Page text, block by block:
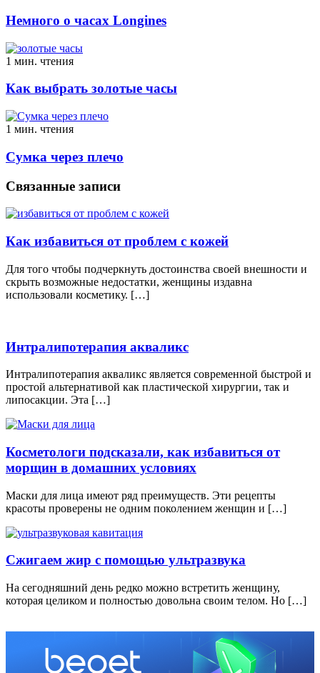
Немного о часах Longines
1 мин. чтения
Как выбрать золотые часы
1 мин. чтения
Сумка через плечо
Связанные записи
Как избавиться от проблем с кожей
Для того чтобы подчеркнуть достоинства своей внешности и
скрыть возможные недостатки, женщины издавна
использовали косметику. […]
Интралипотерапия акваликс
Интралипотерапия акваликс является современной быстрой и
простой альтернативой как пластической хирургии, так и
липосакции. Эта […]
Косметологи подсказали, как избавиться от
морщин в домашних условиях
Маски для лица имеют ряд преимуществ. Эти рецепты
красоты проверены не одним поколением женщин и […]
Сжигаем жир с помощью ультразвука
На сегодняшний день редко можно встретить женщину,
которая целиком и полностью довольна своим телом. Но […]